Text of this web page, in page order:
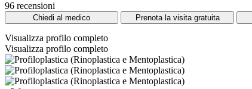
96 recensioni
Chiedi al medico Prenota la visita gratuita
Visualizza profilo completo
Visualizza profilo completo